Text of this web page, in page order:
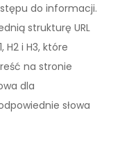
do informacji.
strukturę URL
H2 i H3, które
na stronie
dla
słowa